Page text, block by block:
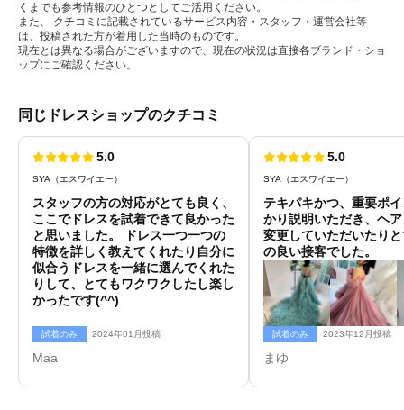
くまでも参考情報のひとつとしてご活用ください。
また、 クチコミに記載されているサービス内容・スタッフ・運営会社等
は、投稿された方が着用した当時のものです。
現在とは異なる場合がございますので、現在の状況は直接各ブランド・ショ
ップにご確認ください。
同じドレスショップのクチコミ
5.0
SYA（エスワイエー）
スタッフの方の対応がとても良く、
ここでドレスを試着できて良かった
と思いました。 ドレス一つ一つの
特徴を詳しく教えてくれたり自分に
似合うドレスを一緒に選んでくれた
りして、とてもワクワクしたし楽し
かったです(^^)
試着のみ 2024年01月投稿
Maa
5.0
SYA（エスワイエー）
テキパキかつ、重要ポ
かり説明いただき、ヘ
変更していただいたり
の良い接客でした。
試着のみ 2023年12月投稿
まゆ